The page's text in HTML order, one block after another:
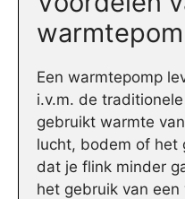
Een warmtepomp
i.v.m. de
gebruikt warmte
lucht, bodem of het
dat je flink minder
het gebruik van